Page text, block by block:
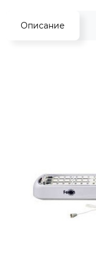
Описание